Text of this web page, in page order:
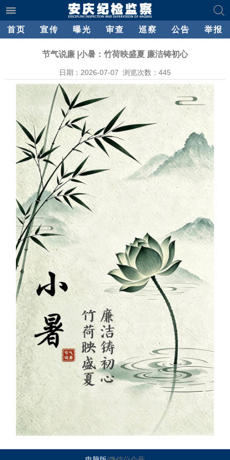
首页 宣传 曝光 审查 巡察 公告 举报
节气说廉 |小暑：竹荷映盛夏 廉洁铸初心
日期：2026-07-07 浏览次数： 445